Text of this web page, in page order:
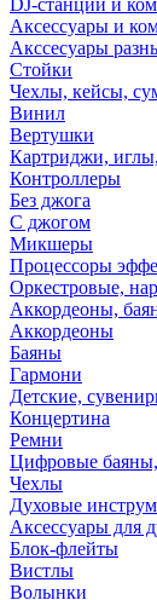
DJ-станции и
Аксессуары и
Акссесуары
Стойки
Чехлы, кейсы,
Винил
Вертушки
Картриджи,
Контроллеры
Без джога
С джогом
Микшеры
Процессоры
Оркестровые,
Аккордеоны,
Аккордеоны
Баяны
Гармони
Детские,
Концертина
Ремни
Цифровые
Чехлы
Духовые
Аксессуары для
Блок-флейты
Вистлы
Волынки